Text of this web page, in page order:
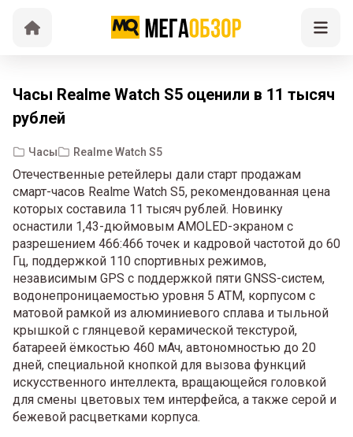
Часы Realme Watch S5 оценили в 11 тысяч
рублей
Часы Realme Watch S5
Отечественные ретейлеры дали старт продажам
смарт-часов Realme Watch S5, рекомендованная цена
которых составила 11 тысяч рублей. Новинку
оснастили 1,43-дюймовым AMOLED-экраном с
разрешением 466:466 точек и кадровой частотой до 60
Гц, поддержкой 110 спортивных режимов,
независимым GPS с поддержкой пяти GNSS-систем,
водонепроницаемостью уровня 5 ATM, корпусом с
матовой рамкой из алюминиевого сплава и тыльной
крышкой с глянцевой керамической текстурой,
батареей ёмкостью 460 мАч, автономностью до 20
дней, специальной кнопкой для вызова функций
искусственного интеллекта, вращающейся головкой
для смены цветовых тем интерфейса, а также серой и
бежевой расцветками корпуса.